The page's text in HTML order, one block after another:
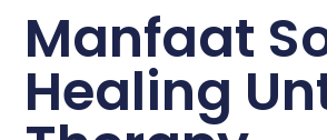
Manfaat
Healing